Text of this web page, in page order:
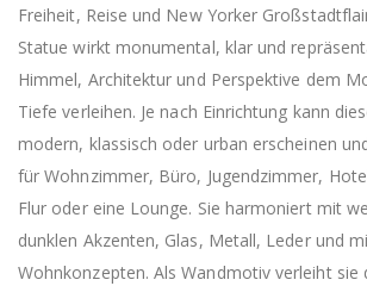
Freiheit, Reise und New Yorker
Statue wirkt monumental, klar und
Himmel, Architektur und Perspektive dem
Tiefe verleihen. Je nach Einrichtung kann
modern, klassisch oder urban erscheinen
für Wohnzimmer, Büro, Jugendzimmer,
Flur oder eine Lounge. Sie harmoniert mit
dunklen Akzenten, Glas, Metall, Leder und
Wohnkonzepten. Als Wandmotiv verleiht sie